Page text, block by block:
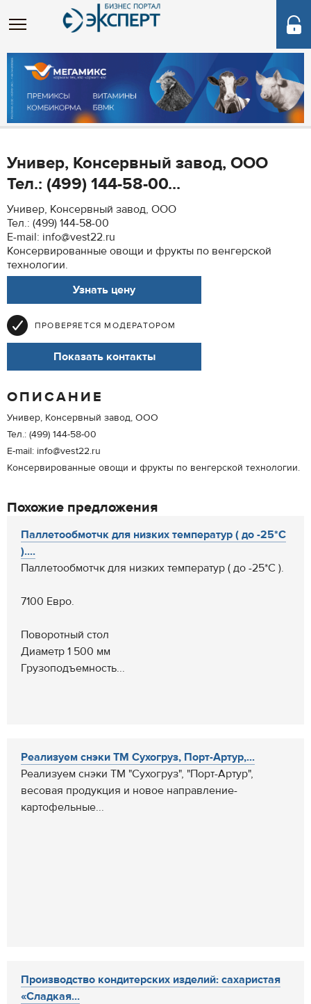
Универ, Консервный завод, ООО
Тел.: (499) 144-58-00...
Универ, Консервный завод, ООО
Тел.: (499) 144-58-00
E-mail: info@vest22.ru
Консервированные овощи и фрукты по венгерской
технологии.
Узнать цену
ПРОВЕРЯЕТСЯ МОДЕРАТОРОМ
Показать контакты
ОПИСАНИЕ
Универ, Консервный завод, ООО
Тел.: (499) 144-58-00
E-mail: info@vest22.ru
Консервированные овощи и фрукты по венгерской технологии.
Похожие предложения
Паллетообмотчк для низких температур ( до -25*С
)....
Паллетообмотчк для низких температур ( до -25*С ).
7100 Евро.
Поворотный стол
Диаметр 1 500 мм
Грузоподъемность...
Реализуем снэки ТМ Сухогруз, Порт-Артур,...
Реализуем снэки ТМ "Сухогруз", "Порт-Артур",
весовая продукция и новое направление-
картофельные...
Производство кондитерских изделий: сахаристая
«Сладкая...